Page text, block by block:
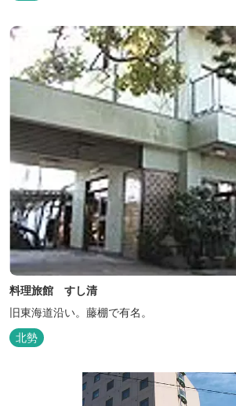
料理旅館 すし清
旧東海道沿い。藤棚で有名。
北勢